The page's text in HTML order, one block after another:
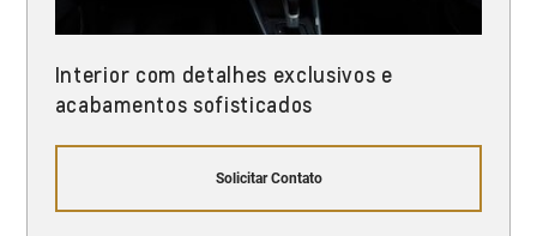
Interior com detalhes exclusivos e
acabamentos sofisticados
Solicitar Contato